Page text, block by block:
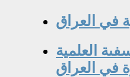
في العراق
١٩٨٦ رائد الفلسفىة العلمية
في العراق